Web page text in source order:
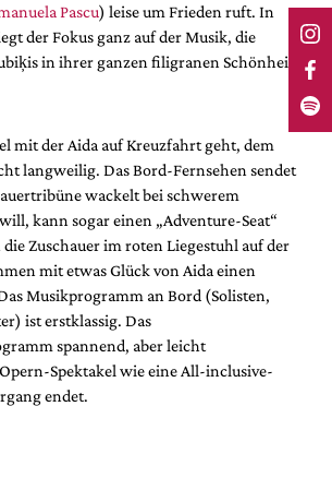
Pascu) leise um Frieden ruft. In
der Fokus ganz auf der Musik, die
in ihrer ganzen filigranen Schönheit
mit der Aida auf Kreuzfahrt geht, dem
langweilig. Das Bord-Fernsehen sendet
wackelt bei schwerem
kann sogar einen „Adventure-Seat“
Zuschauer im roten Liegestuhl auf der
mit etwas Glück von Aida einen
Musikprogramm an Bord (Solisten,
ist erstklassig. Das
spannend, aber leicht
Spektakel wie eine All-inclusive-
endet.